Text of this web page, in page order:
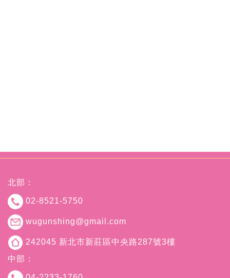
北部：
02-8521-5750
wugunshing@gmail.com
242045 新北市新莊區中央路287號3樓
中部：